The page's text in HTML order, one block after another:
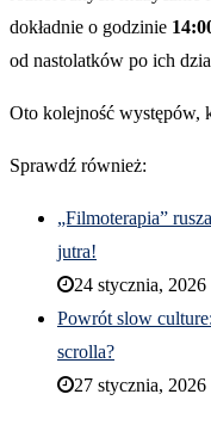
dokładnie o godzinie
od nastolatków po ich
Oto kolejność występów,
Sprawdź również:
„Filmoterapia”
jutra!
24 stycznia, 2026
Powrót slow
scrolla?
27 stycznia, 2026